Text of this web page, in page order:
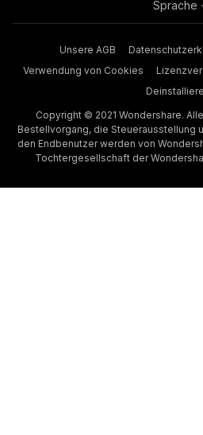
Unsere AGB
Verwendung von Cookies
Copyright © 2021 Wondershare.
Bestellvorgang, die Steuerausstellung
den Endbenutzer werden von
Tochtergesellschaft der
Sprache